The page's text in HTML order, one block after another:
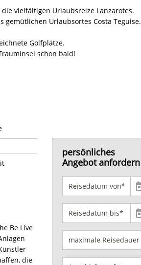
vielfältigen Urlaubsreize Lanzarotes.
gemütlichen Urlaubsortes Costa Teguise.
Golfplätze.
schon bald!
Be Live
die
persönliches
Angebot anfordern